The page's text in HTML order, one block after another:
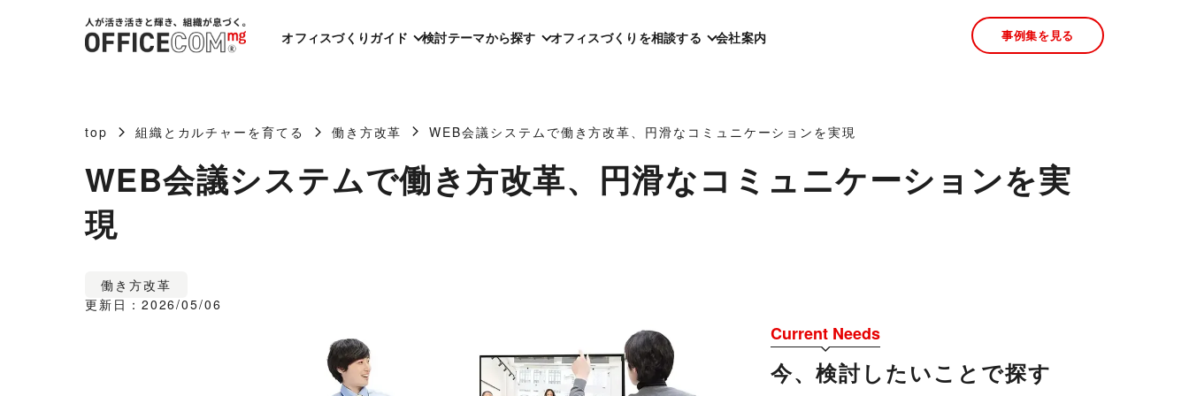
オフィスづくりガイド 検討テーマから探す オフィスづくりを相談する 会社案内 事例集を見る
top 組織とカルチャーを育てる 働き方改革 WEB会議システムで働き方改革、円滑なコミュニケーションを実現
WEB会議システムで働き方改革、円滑なコミュニケーションを実
現
働き方改革
更新日：2026/05/06
Current Needs
今、検討したいことで探す